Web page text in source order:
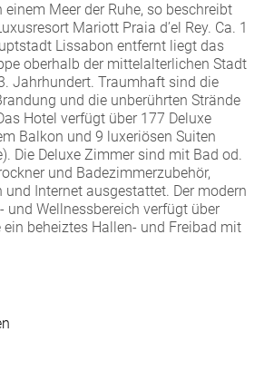
einem Meer der Ruhe, so beschreibt
Mariott Praia d’el Rey. Ca. 1
Lissabon entfernt liegt das
oberhalb der mittelalterlichen Stadt
Jahrhundert. Traumhaft sind die
und die unberührten Strände
Hotel verfügt über 177 Deluxe
Balkon und 9 luxeriösen Suiten
Die Deluxe Zimmer sind mit Bad od.
und Badezimmerzubehör,
und Internet ausgestattet. Der modern
und Wellnessbereich verfügt über
beheiztes Hallen- und Freibad mit